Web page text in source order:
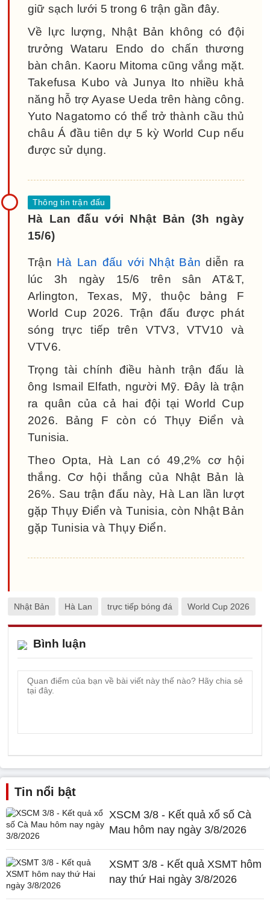
giữ sạch lưới 5 trong 6 trận gần đây.
Về lực lượng, Nhật Bản không có đội
trưởng Wataru Endo do chấn thương
bàn chân. Kaoru Mitoma cũng vắng mặt.
Takefusa Kubo và Junya Ito nhiều khả
năng hỗ trợ Ayase Ueda trên hàng công.
Yuto Nagatomo có thể trở thành cầu thủ
châu Á đầu tiên dự 5 kỳ World Cup nếu
được sử dụng.
Hà Lan đấu với Nhật Bản (3h ngày
15/6)
Trận Hà Lan đấu với Nhật Bản diễn ra
lúc 3h ngày 15/6 trên sân AT&T,
Arlington, Texas, Mỹ, thuộc bảng F
World Cup 2026. Trận đấu được phát
sóng trực tiếp trên VTV3, VTV10 và
VTV6.
Trọng tài chính điều hành trận đấu là
ông Ismail Elfath, người Mỹ. Đây là trận
ra quân của cả hai đội tại World Cup
2026. Bảng F còn có Thụy Điển và
Tunisia.
Theo Opta, Hà Lan có 49,2% cơ hội
thắng. Cơ hội thắng của Nhật Bản là
26%. Sau trận đấu này, Hà Lan lần lượt
gặp Thụy Điển và Tunisia, còn Nhật Bản
gặp Tunisia và Thụy Điển.
Nhật Bản Hà Lan trực tiếp bóng đá World Cup 2026
Bình luận
Tin nổi bật
XSCM 3/8 - Kết quả xổ số Cà
Mau hôm nay ngày 3/8/2026
XSMT 3/8 - Kết quả XSMT hôm
nay thứ Hai ngày 3/8/2026